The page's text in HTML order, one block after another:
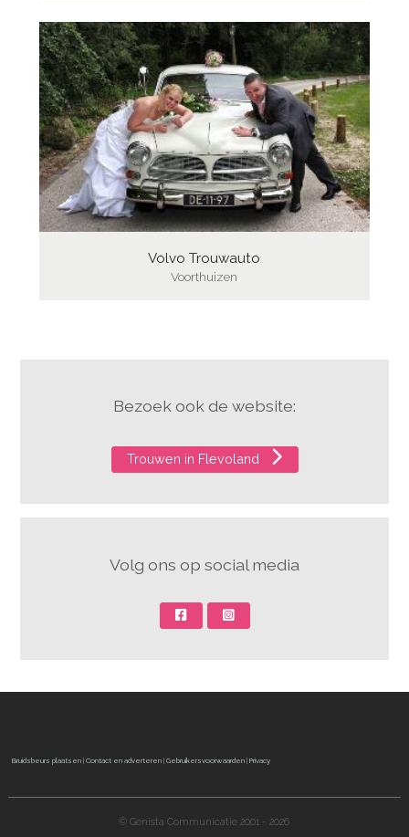
Volvo Trouwauto
Voorthuizen
Bezoek ook de website:
Trouwen in Flevoland
Volg ons op social media
Bruidsbeurs plaatsen |Contact en adverteren |Gebruikersvoorwaarden |Privacy
© Genista Communicatie 2001 - 2026